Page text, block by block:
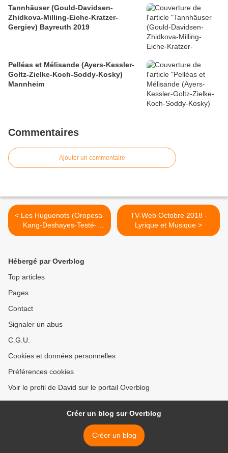
Tannhäuser (Gould-Davidsen-
Zhidkova-Milling-Eiche-Kratzer-
Gergiev) Bayreuth 2019
Pelléas et Mélisande (Ayers-Kessler-
Goltz-Zielke-Koch-Soddy-Kosky)
Mannheim
Commentaires
Ajouter un commentaire
< Les Huguenots (Oropesa-
Kang-Deshayes-Testé-
Sempey-Jaho-Kriegenburg-
TV-Web Octobre 2018 -
Lyrique et Musique >
Hébergé par Overblog
Top articles
Pages
Contact
Signaler un abus
C.G.U.
Cookies et données personnelles
Préférences cookies
Voir le profil de David sur le portail Overblog
Créer un blog sur Overblog
Créer un blog